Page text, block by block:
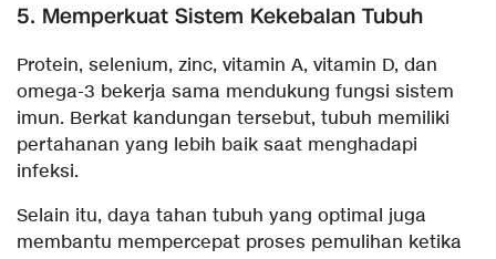
5. Memperkuat Sistem Kekebalan Tubuh
Protein, selenium, zinc, vitamin A, vitamin D, dan
omega-3 bekerja sama mendukung fungsi sistem
imun. Berkat kandungan tersebut, tubuh memiliki
pertahanan yang lebih baik saat menghadapi
infeksi.
Selain itu, daya tahan tubuh yang optimal juga
membantu mempercepat proses pemulihan ketika